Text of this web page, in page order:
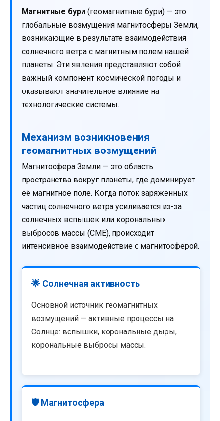
Магнитные бури (геомагнитные бури) — это
глобальные возмущения магнитосферы Земли,
возникающие в результате взаимодействия
солнечного ветра с магнитным полем нашей
планеты. Эти явления представляют собой
важный компонент космической погоды и
оказывают значительное влияние на
технологические системы.
Механизм возникновения
геомагнитных возмущений
Магнитосфера Земли — это область
пространства вокруг планеты, где доминирует
её магнитное поле. Когда поток заряженных
частиц солнечного ветра усиливается из-за
солнечных вспышек или корональных
выбросов массы (CME), происходит
интенсивное взаимодействие с магнитосферой.
🌟 Солнечная активность
Основной источник геомагнитных
возмущений — активные процессы на
Солнце: вспышки, корональные дыры,
корональные выбросы массы.
🛡️ Магнитосфера